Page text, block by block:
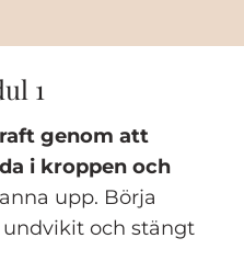
1
genom att
i kroppen och
upp. Börja
och stängt